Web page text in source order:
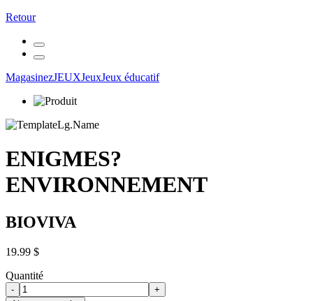
Retour
MagasinezJEUXJeuxJeux éducatif
ENIGMES?
ENVIRONNEMENT
BIOVIVA
19.99 $
Quantité
-
+